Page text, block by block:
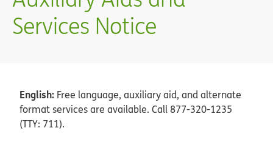
Services Notice
English: Free language, auxiliary aid, and alternate
format services are available. Call 877-320-1235
(TTY: 711).